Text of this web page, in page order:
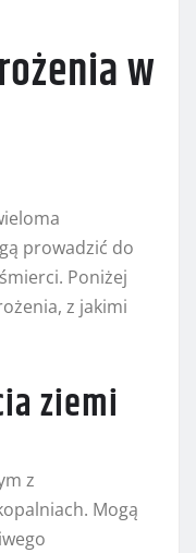
w
prowadzić do
Poniżej
z jakimi
ziemi
z
Mogą